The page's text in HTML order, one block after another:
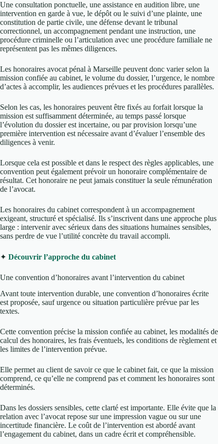
Une consultation ponctuelle, une assistance en audition libre, une
intervention en garde à vue, le dépôt ou le suivi d’une plainte, une
constitution de partie civile, une défense devant le tribunal
correctionnel, un accompagnement pendant une instruction, une
procédure criminelle ou l’articulation avec une procédure familiale ne
représentent pas les mêmes diligences.
Les honoraires avocat pénal à Marseille peuvent donc varier selon la
mission confiée au cabinet, le volume du dossier, l’urgence, le nombre
d’actes à accomplir, les audiences prévues et les procédures parallèles.
Selon les cas, les honoraires peuvent être fixés au forfait lorsque la
mission est suffisamment déterminée, au temps passé lorsque
l’évolution du dossier est incertaine, ou par provision lorsqu’une
première intervention est nécessaire avant d’évaluer l’ensemble des
diligences à venir.
Lorsque cela est possible et dans le respect des règles applicables, une
convention peut également prévoir un honoraire complémentaire de
résultat. Cet honoraire ne peut jamais constituer la seule rémunération
de l’avocat.
Les honoraires du cabinet correspondent à un accompagnement
exigeant, structuré et spécialisé. Ils s’inscrivent dans une approche plus
large : intervenir avec sérieux dans des situations humaines sensibles,
sans perdre de vue l’utilité concrète du travail accompli.
✦ Découvrir l’approche du cabinet
Une convention d’honoraires avant l’intervention du cabinet
Avant toute intervention durable, une convention d’honoraires écrite
est proposée, sauf urgence ou situation particulière prévue par les
textes.
Cette convention précise la mission confiée au cabinet, les modalités de
calcul des honoraires, les frais éventuels, les conditions de règlement et
les limites de l’intervention prévue.
Elle permet au client de savoir ce que le cabinet fait, ce que la mission
comprend, ce qu’elle ne comprend pas et comment les honoraires sont
déterminés.
Dans les dossiers sensibles, cette clarté est importante. Elle évite que la
relation avec l’avocat repose sur une impression vague ou sur une
incertitude financière. Le coût de l’intervention est abordé avant
l’engagement du cabinet, dans un cadre écrit et compréhensible.